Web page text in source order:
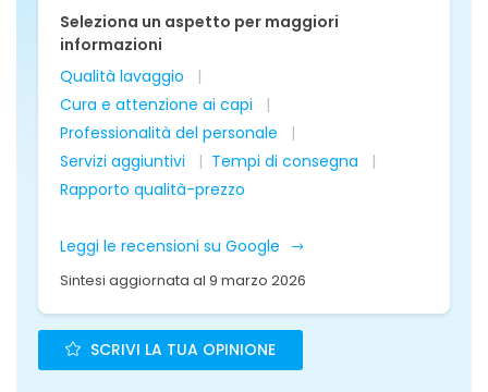
Seleziona un aspetto per maggiori
informazioni
Qualità lavaggio
Cura e attenzione ai capi
Professionalità del personale
Servizi aggiuntivi
Tempi di consegna
Rapporto qualità-prezzo
Leggi le recensioni su Google
Sintesi aggiornata al 9 marzo 2026
SCRIVI LA TUA OPINIONE